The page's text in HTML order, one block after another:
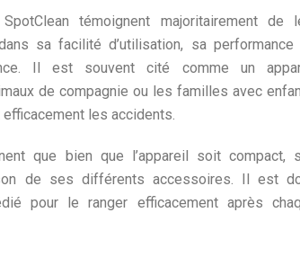
témoignent majoritairement de
sa facilité d’utilisation, sa performance
Il est souvent cité comme un
de compagnie ou les familles avec
les accidents.
que bien que l’appareil soit compact,
de ses différents accessoires. Il est
pour le ranger efficacement après